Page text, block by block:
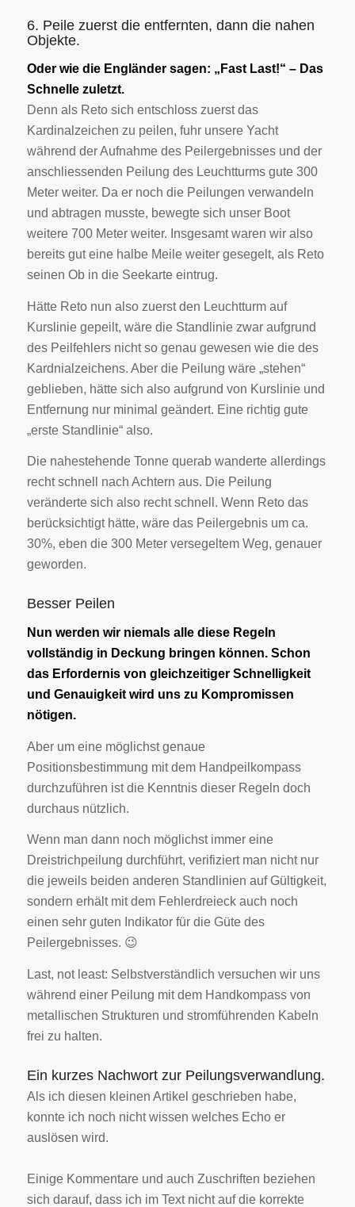
6. Peile zuerst die entfernten, dann die nahen
Objekte.
Oder wie die Engländer sagen: „Fast Last!“ – Das
Schnelle zuletzt.
Denn als Reto sich entschloss zuerst das
Kardinalzeichen zu peilen, fuhr unsere Yacht
während der Aufnahme des Peilergebnisses und der
anschliessenden Peilung des Leuchtturms gute 300
Meter weiter. Da er noch die Peilungen verwandeln
und abtragen musste, bewegte sich unser Boot
weitere 700 Meter weiter. Insgesamt waren wir also
bereits gut eine halbe Meile weiter gesegelt, als Reto
seinen Ob in die Seekarte eintrug.
Hätte Reto nun also zuerst den Leuchtturm auf
Kurslinie gepeilt, wäre die Standlinie zwar aufgrund
des Peilfehlers nicht so genau gewesen wie die des
Kardnialzeichens. Aber die Peilung wäre „stehen“
geblieben, hätte sich also aufgrund von Kurslinie und
Entfernung nur minimal geändert. Eine richtig gute
„erste Standlinie“ also.
Die nahestehende Tonne querab wanderte allerdings
recht schnell nach Achtern aus. Die Peilung
veränderte sich also recht schnell. Wenn Reto das
berücksichtigt hätte, wäre das Peilergebnis um ca.
30%, eben die 300 Meter versegeltem Weg, genauer
geworden.
Besser Peilen
Nun werden wir niemals alle diese Regeln
vollständig in Deckung bringen können. Schon
das Erfordernis von gleichzeitiger Schnelligkeit
und Genauigkeit wird uns zu Kompromissen
nötigen.
Aber um eine möglichst genaue
Positionsbestimmung mit dem Handpeilkompass
durchzuführen ist die Kenntnis dieser Regeln doch
durchaus nützlich.
Wenn man dann noch möglichst immer eine
Dreistrichpeilung durchführt, verifiziert man nicht nur
die jeweils beiden anderen Standlinien auf Gültigkeit,
sondern erhält mit dem Fehlerdreieck auch noch
einen sehr guten Indikator für die Güte des
Peilergebnisses. 😉
Last, not least: Selbstverständlich versuchen wir uns
während einer Peilung mit dem Handkompass von
metallischen Strukturen und stromführenden Kabeln
frei zu halten.
Ein kurzes Nachwort zur Peilungsverwandlung.
Als ich diesen kleinen Artikel geschrieben habe,
konnte ich noch nicht wissen welches Echo er
auslösen wird.
Einige Kommentare und auch Zuschriften beziehen
sich darauf, dass ich im Text nicht auf die korrekte